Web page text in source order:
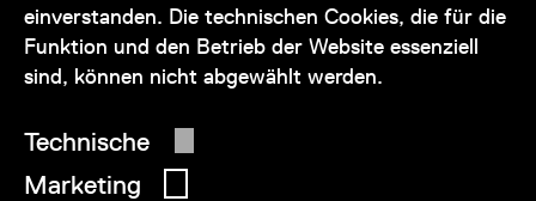
einverstanden. Die technischen Cookies, die für die
Funktion und den Betrieb der Website essenziell
sind, können nicht abgewählt werden.
Technische
Marketing